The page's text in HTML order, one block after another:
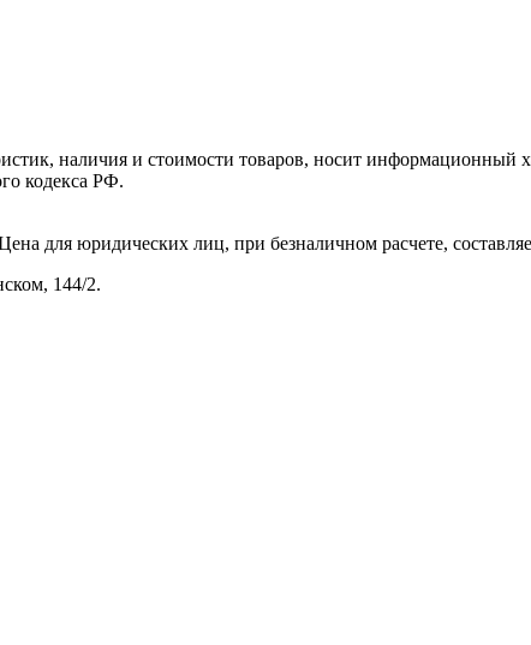
наличия и стоимости товаров, носит информационный
кодекса РФ.
для юридических лиц, при безналичном расчете,
144/2.